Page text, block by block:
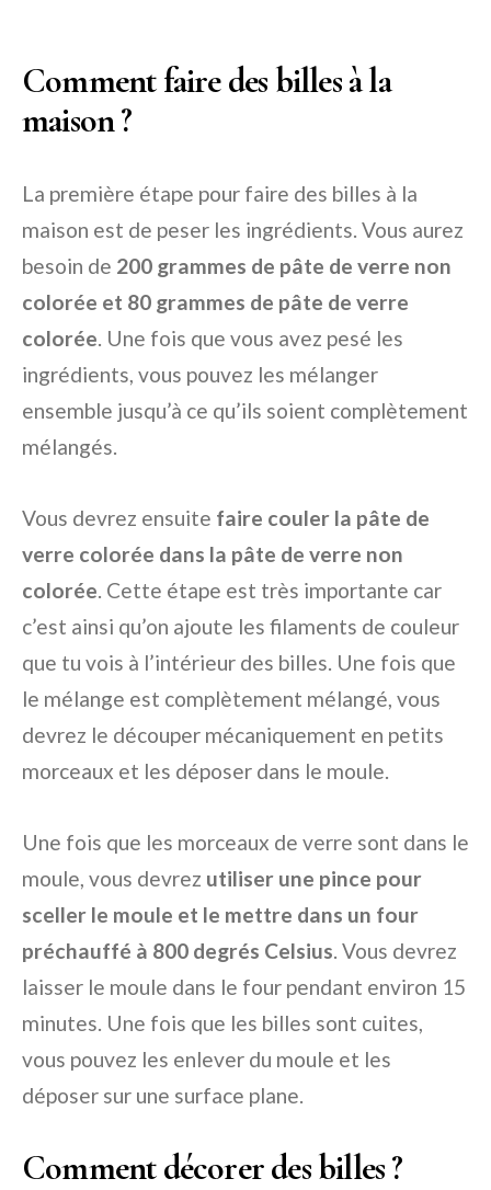
Comment faire des billes à la
maison ?
La première étape pour faire des billes à la
maison est de peser les ingrédients. Vous aurez
besoin de 200 grammes de pâte de verre non
colorée et 80 grammes de pâte de verre
colorée . Une fois que vous avez pesé les
ingrédients, vous pouvez les mélanger
ensemble jusqu’à ce qu’ils soient complètement
mélangés.
Vous devrez ensuite faire couler la pâte de
verre colorée dans la pâte de verre non
colorée . Cette étape est très importante car
c’est ainsi qu’on ajoute les filaments de couleur
que tu vois à l’intérieur des billes. Une fois que
le mélange est complètement mélangé, vous
devrez le découper mécaniquement en petits
morceaux et les déposer dans le moule.
Une fois que les morceaux de verre sont dans le
moule, vous devrez utiliser une pince pour
sceller le moule et le mettre dans un four
préchauffé à 800 degrés Celsius . Vous devrez
laisser le moule dans le four pendant environ 15
minutes. Une fois que les billes sont cuites,
vous pouvez les enlever du moule et les
déposer sur une surface plane.
Comment décorer des billes ?